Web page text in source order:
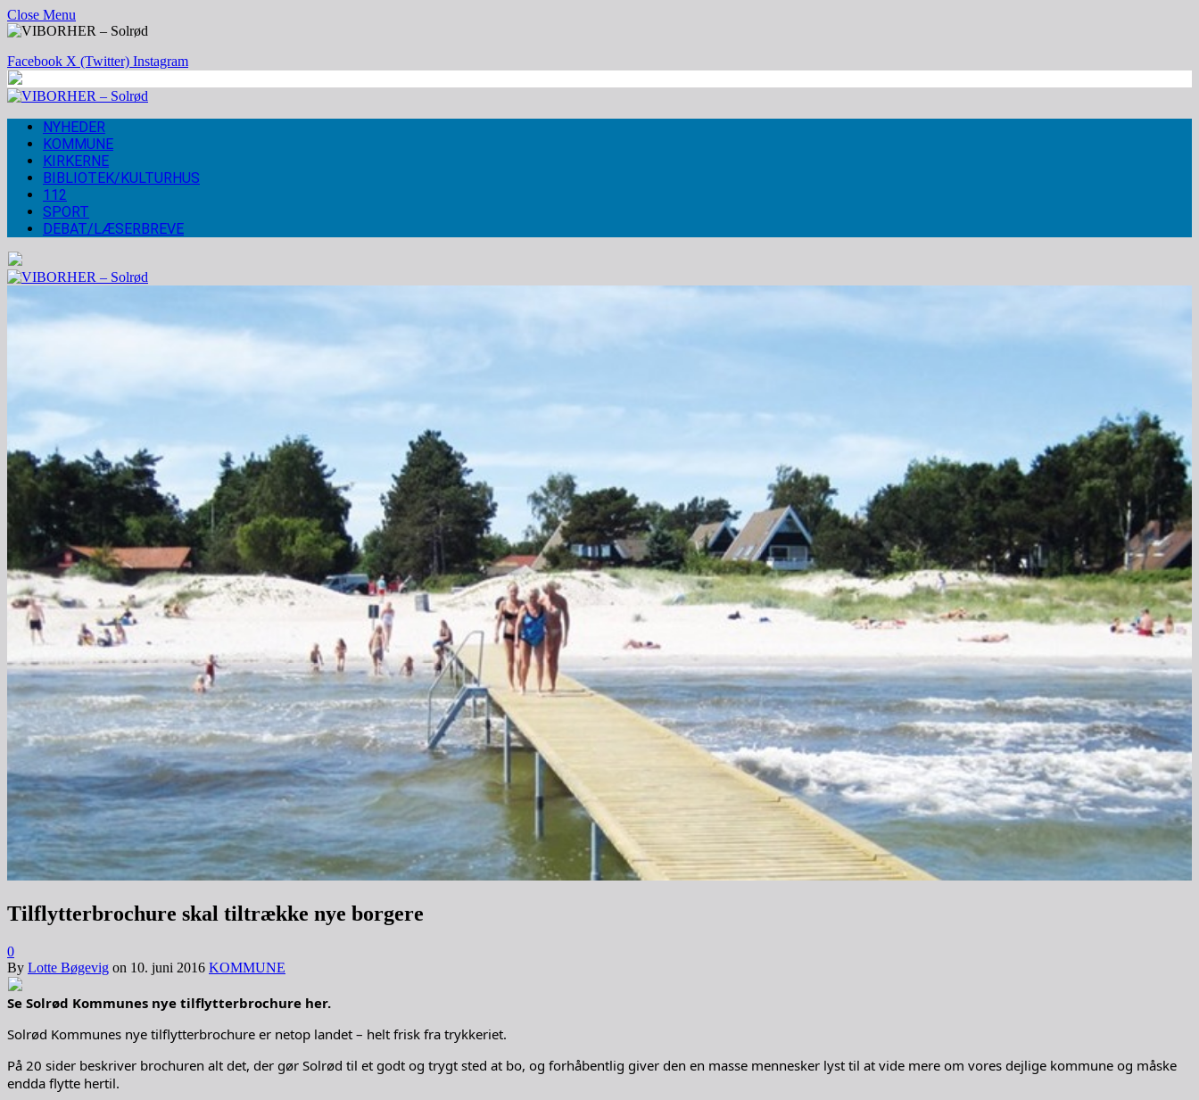
Close Menu
Facebook X (Twitter) Instagram
NYHEDER
KOMMUNE
KIRKERNE
BIBLIOTEK/KULTURHUS
112
SPORT
DEBAT/LÆSERBREVE
Tilflytterbrochure skal tiltrække nye borgere
0
By Lotte Bøgevig on 10. juni 2016 KOMMUNE
Se Solrød Kommunes nye tilflytterbrochure her.
Solrød Kommunes nye tilflytterbrochure er netop landet – helt frisk fra trykkeriet.
På 20 sider beskriver brochuren alt det, der gør Solrød til et godt og trygt sted at bo, og forhåbentlig giver den en masse mennesker lyst til at vide mere om vores dejlige kommune og måske
endda flytte hertil.